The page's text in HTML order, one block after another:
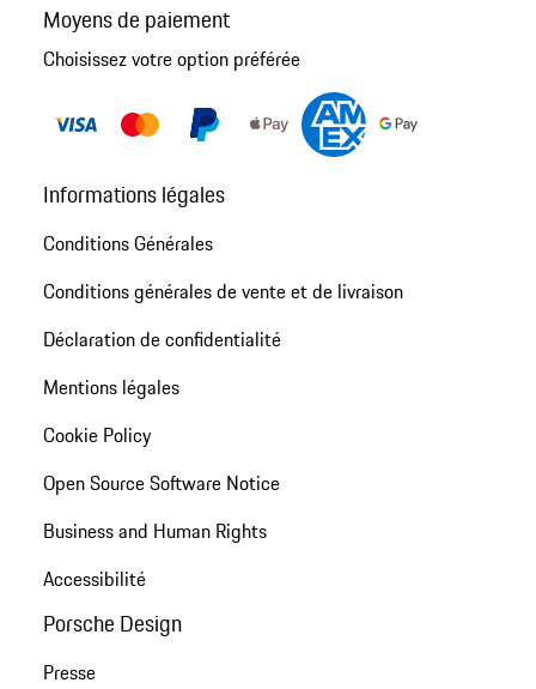
Moyens de paiement
Choisissez votre option préférée
Informations légales
Conditions Générales
Conditions générales de vente et de livraison
Déclaration de confidentialité
Mentions légales
Cookie Policy
Open Source Software Notice
Business and Human Rights
Accessibilité
Porsche Design
Presse